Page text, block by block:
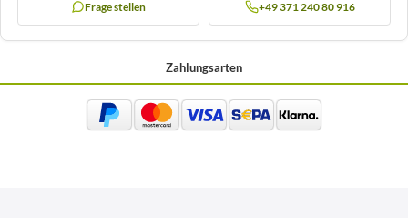
Frage stellen +49 371 240 80 916
Zahlungsarten